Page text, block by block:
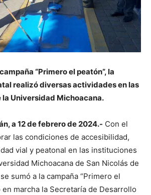
“Primero el peatón”, la
realizó diversas actividades en las
Universidad Michoacana.
a 12 de febrero de 2024.- Con el
las condiciones de accesibilidad,
vial y peatonal en las instituciones
Michoacana de San Nicolás de
sumó a la campaña “Primero el
en marcha la Secretaría de Desarrollo